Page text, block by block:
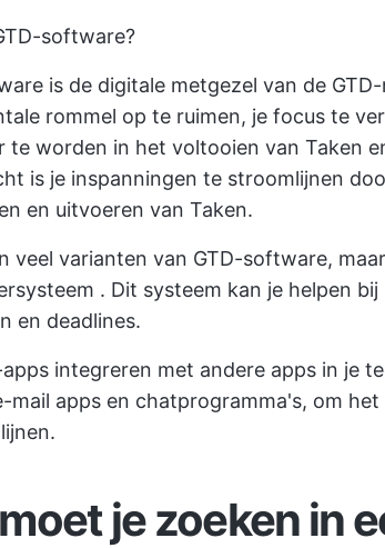
software?
is de digitale metgezel van de
rommel op te ruimen, je focus te
te worden in het voltooien van Taken
is je inspanningen te stroomlijnen
en uitvoeren van Taken.
veel varianten van GTD-software,
. Dit systeem kan je helpen
en deadlines.
apps integreren met andere apps in je
mail apps en chatprogramma's, om
je zoeken in